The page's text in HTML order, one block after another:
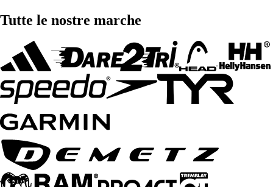
Tutte le nostre marche